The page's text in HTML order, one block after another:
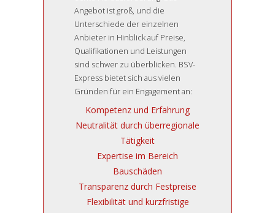
Angebot ist groß, und die
Unterschiede der einzelnen
Anbieter in Hinblick auf Preise,
Qualifikationen und Leistungen
sind schwer zu überblicken. BSV-
Express bietet sich aus vielen
Gründen für ein Engagement an:
Kompetenz und Erfahrung
Neutralität durch überregionale
Tätigkeit
Expertise im Bereich
Bauschäden
Transparenz durch Festpreise
Flexibilität und kurzfristige